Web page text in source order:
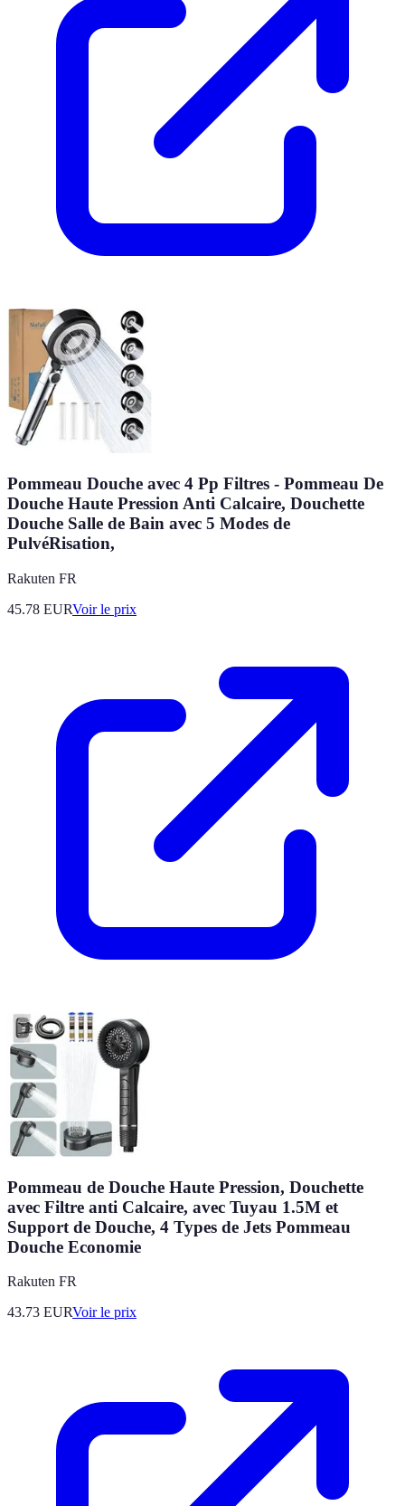
Pommeau Douche avec 4 Pp Filtres - Pommeau De
Douche Haute Pression Anti Calcaire, Douchette
Douche Salle de Bain avec 5 Modes de
PulvéRisation,
Rakuten FR
45.78 EURVoir le prix
Pommeau de Douche Haute Pression, Douchette
avec Filtre anti Calcaire, avec Tuyau 1.5M et
Support de Douche, 4 Types de Jets Pommeau
Douche Economie
Rakuten FR
43.73 EURVoir le prix